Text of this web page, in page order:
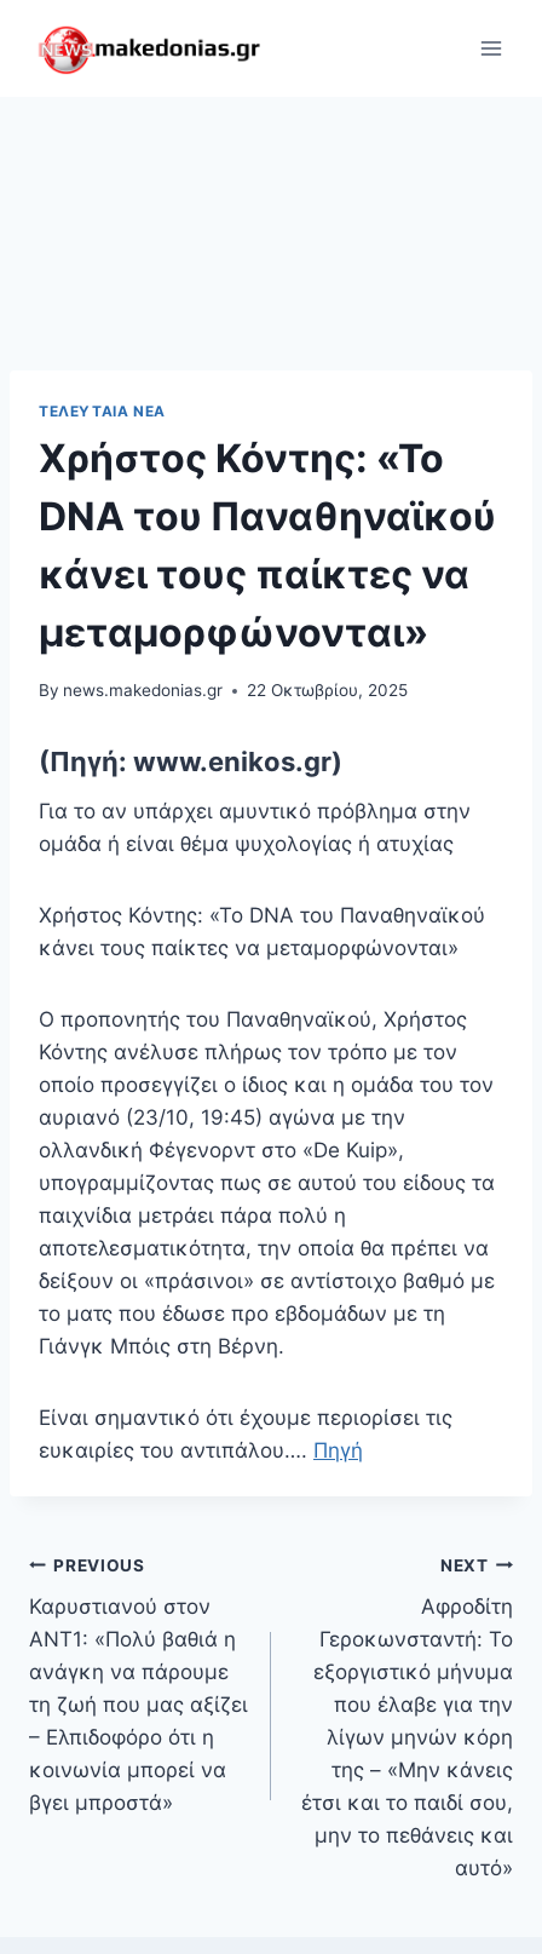
content
ΤΕΛΕΥΤΑΊΑ ΝΈΑ
Χρήστος Κόντης: «Το
DNA του Παναθηναϊκού
κάνει τους παίκτες να
μεταμορφώνονται»
By news.makedonias.gr 22 Οκτωβρίου, 2025
(Πηγή: www.enikos.gr)
Για το αν υπάρχει αμυντικό πρόβλημα στην
ομάδα ή είναι θέμα ψυχολογίας ή ατυχίας
Χρήστος Κόντης: «Το DNA του Παναθηναϊκού
κάνει τους παίκτες να μεταμορφώνονται»
Ο προπονητής του Παναθηναϊκού, Χρήστος
Κόντης ανέλυσε πλήρως τον τρόπο με τον
οποίο προσεγγίζει ο ίδιος και η ομάδα του τον
αυριανό (23/10, 19:45) αγώνα με την
ολλανδική Φέγενορντ στο «De Kuip»,
υπογραμμίζοντας πως σε αυτού του είδους τα
παιχνίδια μετράει πάρα πολύ η
αποτελεσματικότητα, την οποία θα πρέπει να
δείξουν οι «πράσινοι» σε αντίστοιχο βαθμό με
το ματς που έδωσε προ εβδομάδων με τη
Γιάνγκ Μπόις στη Βέρνη.
Είναι σημαντικό ότι έχουμε περιορίσει τις
ευκαιρίες του αντιπάλου…. Πηγή
Πλοήγηση
άρθρων
PREVIOUS
Καρυστιανού στον
ΑΝΤ1: «Πολύ βαθιά η
ανάγκη να πάρουμε
τη ζωή που μας αξίζει
– Ελπιδοφόρο ότι η
κοινωνία μπορεί να
βγει μπροστά»
NEXT
Αφροδίτη
Γεροκωνσταντή: Το
εξοργιστικό μήνυμα
που έλαβε για την
λίγων μηνών κόρη
της – «Μην κάνεις
έτσι και το παιδί σου,
μην το πεθάνεις και
αυτό»